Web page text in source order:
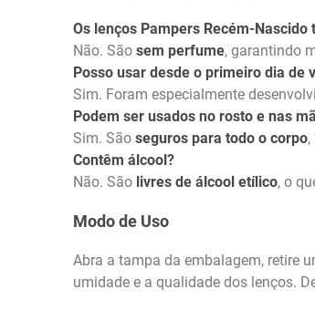
Os lenços Pampers Recém-
Não. São sem perfume, garantindo
Posso usar desde o primeiro dia de
Sim. Foram especialmente
Podem ser usados no rosto e nas
Sim. São seguros para todo o corpo
Contêm álcool?
Não. São livres de álcool etílico, o
Modo de Uso
Abra a tampa da embalagem, retire
umidade e a qualidade dos lenços.